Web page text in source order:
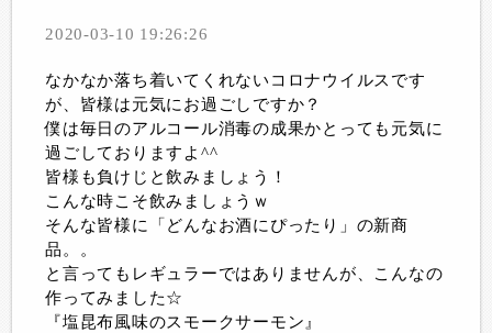
2020-03-10 19:26:26
なかなか落ち着いてくれないコロナウイルスです
が、皆様は元気にお過ごしですか？
僕は毎日のアルコール消毒の成果かとっても元気に
過ごしておりますよ^^
皆様も負けじと飲みましょう！
こんな時こそ飲みましょうｗ
そんな皆様に「どんなお酒にぴったり」の新商
品。。
と言ってもレギュラーではありませんが、こんなの
作ってみました☆
『塩昆布風味のスモークサーモン』